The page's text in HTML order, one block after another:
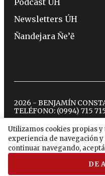
Utilizamos cookies propias
experiencia de navegación
continuar navegando,
DE
Newsletters ÚH
Ñandejara Ñe’ẽ
2026 - BENJAMÍN
TELÉFONO: (0994) 715
twitterinstagram